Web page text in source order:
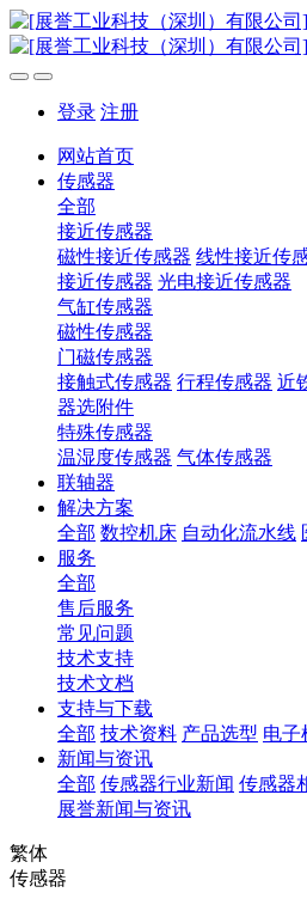
登录 注册
网站首页
传感器
全部
接近传感器
磁性接近传感器 线性接近传
接近传感器 光电接近传感器
气缸传感器
磁性传感器
门磁传感器
接触式传感器 行程传感器 近
器选附件
特殊传感器
温湿度传感器 气体传感器
联轴器
解决方案
全部 数控机床 自动化流水线
服务
全部
售后服务
常见问题
技术支持
技术文档
支持与下载
全部 技术资料 产品选型 电子
新闻与资讯
全部 传感器行业新闻 传感器
展誉新闻与资讯
繁体
传感器